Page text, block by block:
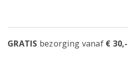
GRATIS bezorging vanaf € 30,-